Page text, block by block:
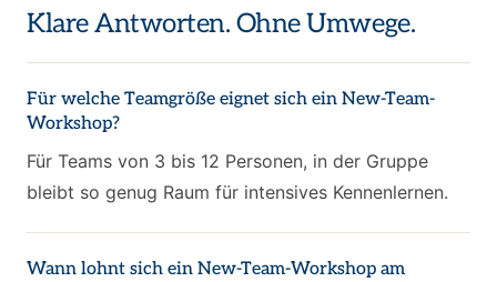
Klare Antworten. Ohne Umwege.
Für welche Teamgröße eignet sich ein New-Team-
Workshop?
Für Teams von 3 bis 12 Personen, in der Gruppe
bleibt so genug Raum für intensives Kennenlernen.
Wann lohnt sich ein New-Team-Workshop am